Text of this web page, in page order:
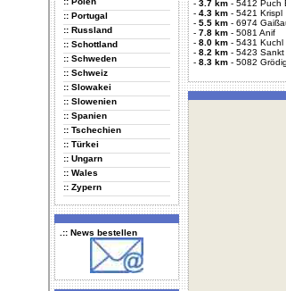
:: Portugal
:: Russland
:: Schottland
:: Schweden
:: Schweiz
:: Slowakei
:: Slowenien
:: Spanien
:: Tschechien
:: Türkei
:: Ungarn
:: Wales
:: Zypern
.:: News bestellen
- 3.7 km - 5412 Puch
- 4.3 km - 5421 Krispl
- 5.5 km - 6974
- 7.8 km - 5081 Anif
- 8.0 km - 5431 Kuchl
- 8.2 km - 5423 Sankt
- 8.3 km - 5082 Grödig